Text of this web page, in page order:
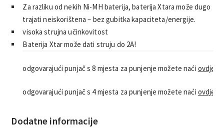
Za razliku od nekih Ni-MH baterija, baterija Xtara može dugo
trajati neiskorištena – bez gubitka kapaciteta/energije.
visoka strujna učinkovitost
Baterija Xtar može dati struju do 2A!
odgovarajući punjač s 8 mjesta za punjenje možete naći ovdje
odgovarajući punjač s 4 mjesta za punjenje možete naći ovdje
Dodatne informacije